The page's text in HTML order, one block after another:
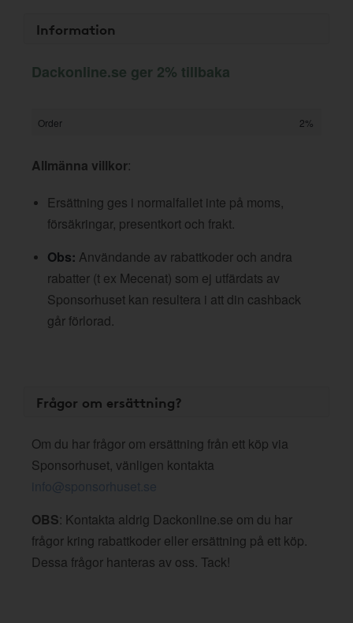
Information
Dackonline.se ger 2% tillbaka
Order 2%
Allmänna villkor:
Ersättning ges i normalfallet inte på moms,
försäkringar, presentkort och frakt.
Obs: Användande av rabattkoder och andra
rabatter (t ex Mecenat) som ej utfärdats av
Sponsorhuset kan resultera i att din cashback
går förlorad.
Frågor om ersättning?
Om du har frågor om ersättning från ett köp via
Sponsorhuset, vänligen kontakta
info@sponsorhuset.se
OBS: Kontakta aldrig Dackonline.se om du har
frågor kring rabattkoder eller ersättning på ett köp.
Dessa frågor hanteras av oss. Tack!